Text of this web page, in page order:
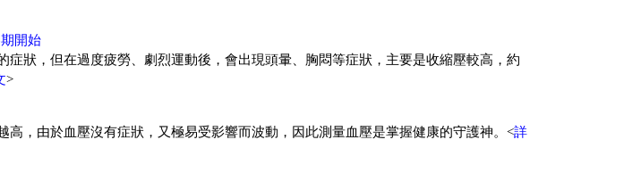
開始
症狀，但在過度疲勞、劇烈運動後，會出現頭暈、胸悶等症狀，主要是收縮壓較高，約
>
高，由於血壓沒有症狀，又極易受影響而波動，因此測量血壓是掌握健康的守護神。<詳